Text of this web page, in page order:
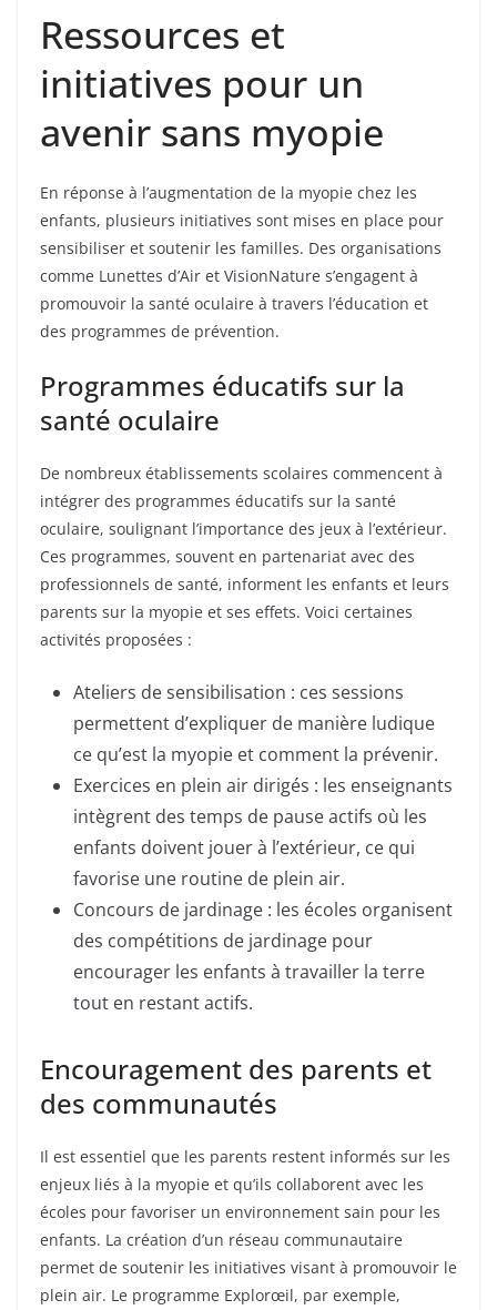
Ressources et
initiatives pour un
avenir sans myopie
En réponse à l’augmentation de la myopie chez les
enfants, plusieurs initiatives sont mises en place pour
sensibiliser et soutenir les familles. Des organisations
comme Lunettes d’Air et VisionNature s’engagent à
promouvoir la santé oculaire à travers l’éducation et
des programmes de prévention.
Programmes éducatifs sur la
santé oculaire
De nombreux établissements scolaires commencent à
intégrer des programmes éducatifs sur la santé
oculaire, soulignant l’importance des jeux à l’extérieur.
Ces programmes, souvent en partenariat avec des
professionnels de santé, informent les enfants et leurs
parents sur la myopie et ses effets. Voici certaines
activités proposées :
Ateliers de sensibilisation : ces sessions
permettent d’expliquer de manière ludique
ce qu’est la myopie et comment la prévenir.
Exercices en plein air dirigés : les enseignants
intègrent des temps de pause actifs où les
enfants doivent jouer à l’extérieur, ce qui
favorise une routine de plein air.
Concours de jardinage : les écoles organisent
des compétitions de jardinage pour
encourager les enfants à travailler la terre
tout en restant actifs.
Encouragement des parents et
des communautés
Il est essentiel que les parents restent informés sur les
enjeux liés à la myopie et qu’ils collaborent avec les
écoles pour favoriser un environnement sain pour les
enfants. La création d’un réseau communautaire
permet de soutenir les initiatives visant à promouvoir le
plein air. Le programme Explorœil, par exemple,